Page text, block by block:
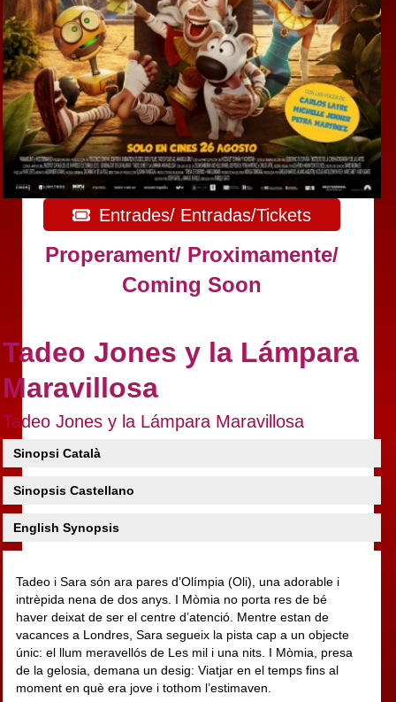
Entrades/ Entradas/Tickets
Properament/ Proximamente/
Coming Soon
Tadeo Jones y la Lámpara
Maravillosa
Tadeo Jones y la Lámpara Maravillosa
Sinopsi Català
Sinopsis Castellano
English Synopsis
Tadeo i Sara són ara pares d’Olímpia (Oli), una adorable i
intrèpida nena de dos anys. I Mòmia no porta res de bé
haver deixat de ser el centre d’atenció. Mentre estan de
vacances a Londres, Sara segueix la pista cap a un objecte
únic: el llum meravellós de Les mil i una nits. I Mòmia, presa
de la gelosia, demana un desig: Viatjar en el temps fins al
moment en què era jove i tothom l’estimaven.